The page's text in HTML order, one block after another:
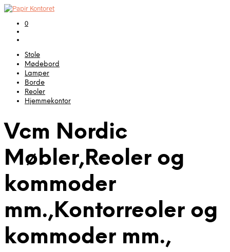
0
Stole
Mødebord
Lamper
Borde
Reoler
Hjemmekontor
Vcm Nordic
Møbler,Reoler og
kommoder
mm.,Kontorreoler og
kommoder mm.,